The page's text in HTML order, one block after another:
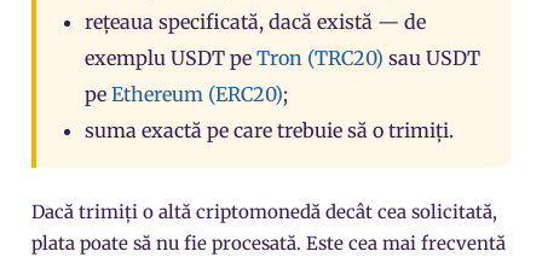
rețeaua specificată, dacă există — de
exemplu USDT peTron (TRC20) sau USDT
peEthereum (ERC20);
suma exactă pe care trebuie să o trimiți.
Dacă trimiți o altă criptomonedă decât cea solicitată,
plata poate să nu fie procesată. Este cea mai frecventă